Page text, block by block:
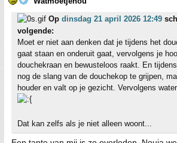
Op dinsdag 21 april 2026 12:49
volgende:
Moet er niet aan denken dat je tijdens het
gaat staan en onderuit gaat, vervolgens je
douchekraan en bewusteloos raakt. En
nog de slang van de douchekop te grijpen,
houder en valt op je gezicht. Vervolgens
Dat kan zelfs als je niet alleen woont...